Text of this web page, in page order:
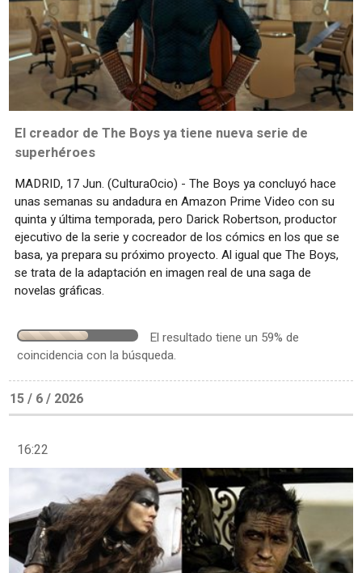
El creador de The Boys ya tiene nueva serie de
superhéroes
MADRID, 17 Jun. (CulturaOcio) - The Boys ya concluyó hace
unas semanas su andadura en Amazon Prime Video con su
quinta y última temporada, pero Darick Robertson, productor
ejecutivo de la serie y cocreador de los cómics en los que se
basa, ya prepara su próximo proyecto. Al igual que The Boys,
se trata de la adaptación en imagen real de una saga de
novelas gráficas.
El resultado tiene un 59% de
coincidencia con la búsqueda.
15 / 6 / 2026
16:22